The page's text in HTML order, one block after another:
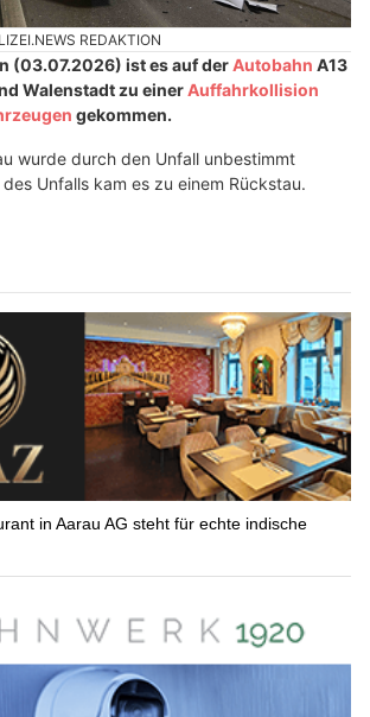
REDAKTION
(03.07.2026) ist es auf derAutobahn A13
Walenstadt zu einerAuffahrkollision
gekommen.
wurde durch den Unfall unbestimmt
Unfalls kam es zu einem Rückstau.
in Aarau AG steht für echte indische